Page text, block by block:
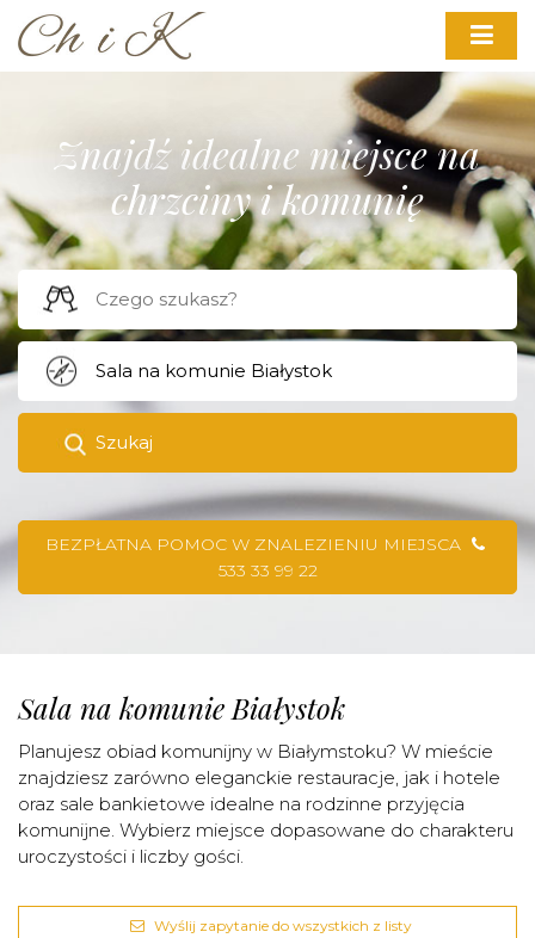
Znajdź idealne miejsce na
chrzciny i komunię
Szukaj
BEZPŁATNA POMOC W ZNALEZIENIU MIEJSCA
533 33 99 22
Sala na komunie Białystok
Planujesz obiad komunijny w Białymstoku? W mieście
znajdziesz zarówno eleganckie restauracje, jak i hotele
oraz sale bankietowe idealne na rodzinne przyjęcia
komunijne. Wybierz miejsce dopasowane do charakteru
uroczystości i liczby gości.
Wyślij zapytanie do wszystkich z listy